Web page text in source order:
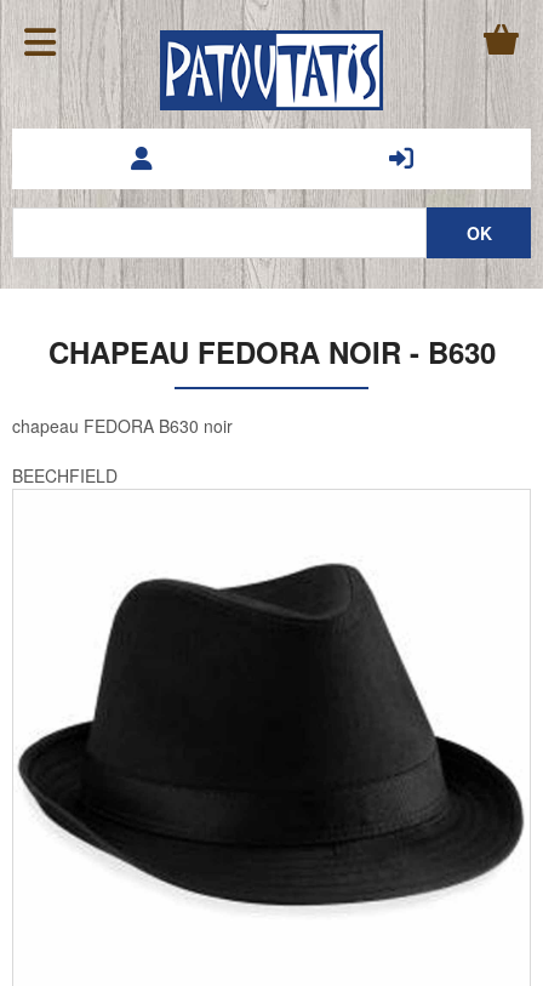
CHAPEAU FEDORA NOIR - B630
chapeau FEDORA B630 noir
BEECHFIELD